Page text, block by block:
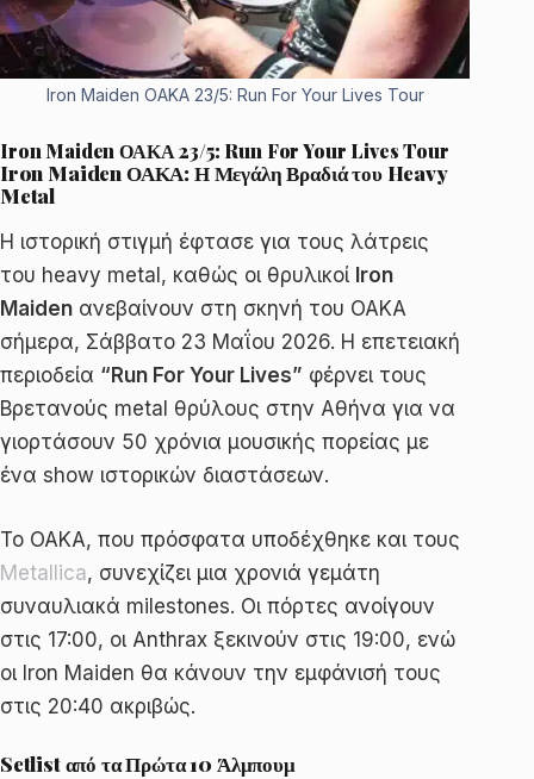
Iron Maiden ΟΑΚΑ 23/5: Run For Your Lives Tour
Iron Maiden ΟΑΚΑ 23/5: Run For Your Lives Tour
Iron Maiden ΟΑΚΑ: Η Μεγάλη Βραδιά του Heavy
Metal
Η ιστορική στιγμή έφτασε για τους λάτρεις
του heavy metal, καθώς οι θρυλικοί Iron
Maiden ανεβαίνουν στη σκηνή του ΟΑΚΑ
σήμερα, Σάββατο 23 Μαΐου 2026. Η επετειακή
περιοδεία “Run For Your Lives” φέρνει τους
Βρετανούς metal θρύλους στην Αθήνα για να
γιορτάσουν 50 χρόνια μουσικής πορείας με
ένα show ιστορικών διαστάσεων.
Το ΟΑΚΑ, που πρόσφατα υποδέχθηκε και τους
Metallica, συνεχίζει μια χρονιά γεμάτη
συναυλιακά milestones. Οι πόρτες ανοίγουν
στις 17:00, οι Anthrax ξεκινούν στις 19:00, ενώ
οι Iron Maiden θα κάνουν την εμφάνισή τους
στις 20:40 ακριβώς.
Setlist από τα Πρώτα 10 Άλμπουμ